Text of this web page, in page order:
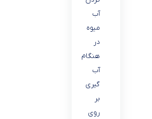
آب
میوه
در
هنگام
آب
گیری
بر
روی